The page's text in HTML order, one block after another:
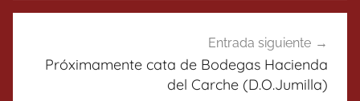
Entrada siguiente
Próximamente cata de Bodegas Hacienda
del Carche (D.O.Jumilla)